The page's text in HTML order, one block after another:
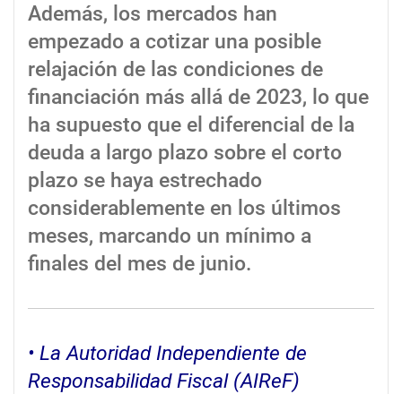
Además, los mercados han
empezado a cotizar una posible
relajación de las condiciones de
financiación más allá de 2023, lo que
ha supuesto que el diferencial de la
deuda a largo plazo sobre el corto
plazo se haya estrechado
considerablemente en los últimos
meses, marcando un mínimo a
finales del mes de junio.
• La Autoridad Independiente de
Responsabilidad Fiscal (AIReF)